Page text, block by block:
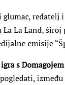
redatelj
La La Land,
emisije
igra s